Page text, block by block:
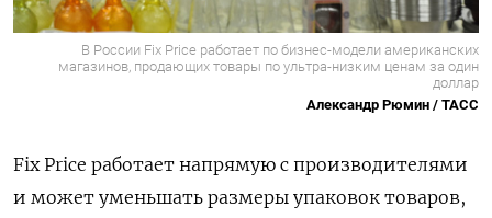
В России Fix Price работает по бизнес-модели американских
магазинов, продающих товары по ультра-низким ценам за один
доллар
Александр Рюмин / ТАСС
Fix Price работает напрямую с производителями
и может уменьшать размеры упаковок товаров,